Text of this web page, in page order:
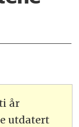
år
utdatert